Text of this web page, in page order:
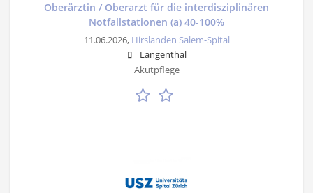
Oberärztin / Oberarzt für die interdisziplinären
Notfallstationen (a) 40-100%
11.06.2026, Hirslanden Salem-Spital
Langenthal
Akutpflege